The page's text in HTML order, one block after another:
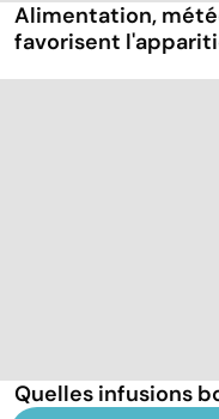
Alimentation,
favorisent
Quelles infusions